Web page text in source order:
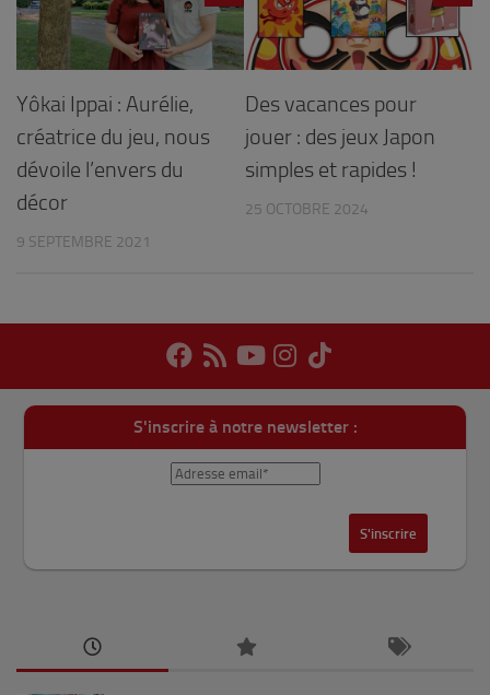
Yôkai Ippai : Aurélie,
créatrice du jeu, nous
dévoile l’envers du
décor
9 SEPTEMBRE 2021
Des vacances pour
jouer : des jeux Japon
simples et rapides !
25 OCTOBRE 2024
S'inscrire à notre newsletter :